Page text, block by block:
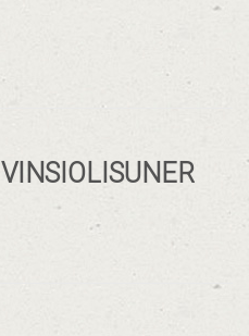
VINSIOLISUNER